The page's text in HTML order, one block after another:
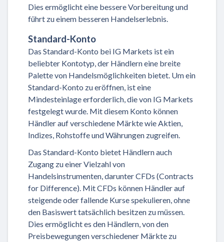
Dies ermöglicht eine bessere Vorbereitung und
führt zu einem besseren Handelserlebnis.
Standard-Konto
Das Standard-Konto bei IG Markets ist ein
beliebter Kontotyp, der Händlern eine breite
Palette von Handelsmöglichkeiten bietet. Um ein
Standard-Konto zu eröffnen, ist eine
Mindesteinlage erforderlich, die von IG Markets
festgelegt wurde. Mit diesem Konto können
Händler auf verschiedene Märkte wie Aktien,
Indizes, Rohstoffe und Währungen zugreifen.
Das Standard-Konto bietet Händlern auch
Zugang zu einer Vielzahl von
Handelsinstrumenten, darunter CFDs (Contracts
for Difference). Mit CFDs können Händler auf
steigende oder fallende Kurse spekulieren, ohne
den Basiswert tatsächlich besitzen zu müssen.
Dies ermöglicht es den Händlern, von den
Preisbewegungen verschiedener Märkte zu